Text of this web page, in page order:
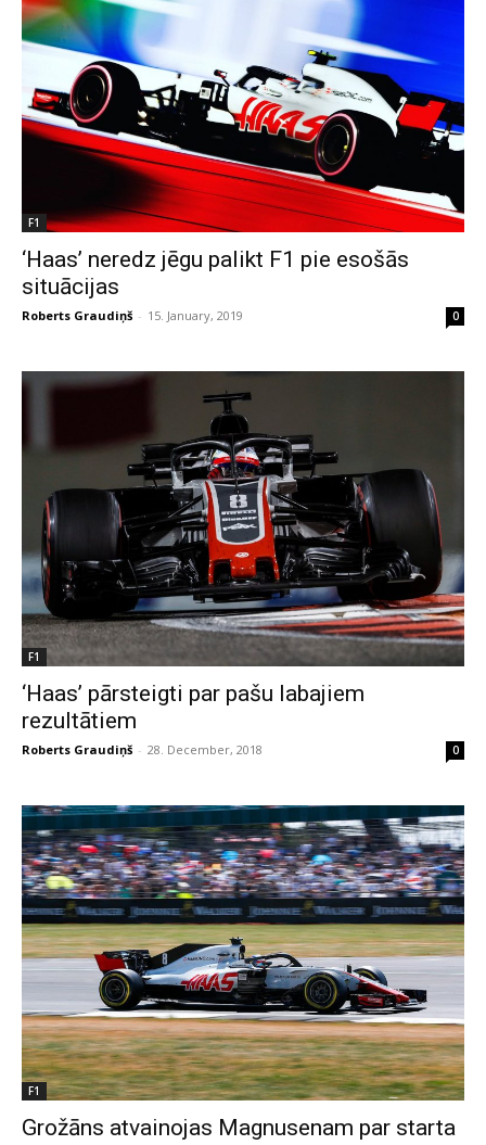
F1
‘Haas’ neredz jēgu palikt F1 pie esošās
situācijas
Roberts Graudiņš - 15. January, 2019 0
F1
‘Haas’ pārsteigti par pašu labajiem
rezultātiem
Roberts Graudiņš - 28. December, 2018 0
F1
Grožāns atvainojas Magnusenam par starta